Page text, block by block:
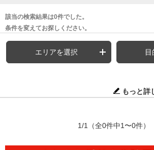
該当の検索結果は0件でした。
条件を変えてお探しください。
エリアを選択
もっと詳
1/1 （全0件中1〜0件）